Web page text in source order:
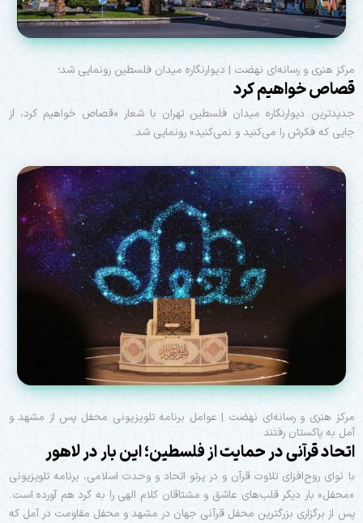
مرکز هنری و رسانه‌ای نهضت | ديوارنگاره ميدان فلسطين رونمایی شد؛
قصاص خواهیم کرد
جدیدترین دیوارنگاره میدان فلسطین تهران با شعار «قصاص خواهیم کرد، از
جایی که فکرش را می‌کنید و نمی‌کنید» رونمایی شد.
مركز هنری و رسانه‌ای نهضت | عوامل برنامه تلويزيونی محفل پس از مشهد و
آمل به پاكستان رفتند
اتحاد قرآنی در حمایت از فلسطین؛ اين بار در لاهور
با نوای روح‌افزای تلاوت قرآن و در پرتو اتحاد و وحدت اسلامی، برنامه تلویزیونی
«محفل» بار دیگر قلب‌های عاشق و مشتاقان کلام الهی را به گرد هم آورده است.
پس از برگزاری بزرگترین محفل قرآنی جهان در مشهد و محفل مقاومت در آمل که